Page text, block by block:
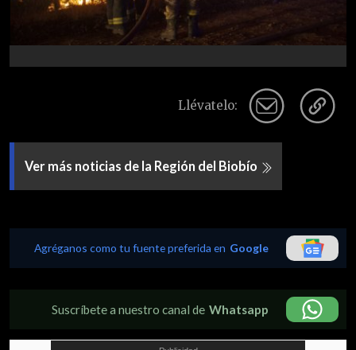
Llévatelo:
Ver más noticias de la Región del Biobío
Agréganos como tu fuente preferida en Google
Suscríbete a nuestro canal de Whatsapp